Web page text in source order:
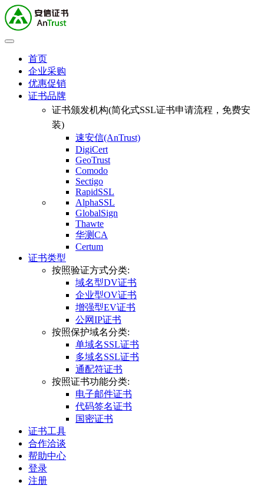
首页
企业采购
优惠促销
证书品牌
证书颁发机构(简化式SSL证书申请流程，免费安
装)
速安信(AnTrust)
DigiCert
GeoTrust
Comodo
Sectigo
RapidSSL
AlphaSSL
GlobalSign
Thawte
华测CA
Certum
证书类型
按照验证方式分类:
域名型DV证书
企业型OV证书
增强型EV证书
公网IP证书
按照保护域名分类:
单域名SSL证书
多域名SSL证书
通配符证书
按照证书功能分类:
电子邮件证书
代码签名证书
国密证书
证书工具
合作洽谈
帮助中心
登录
注册